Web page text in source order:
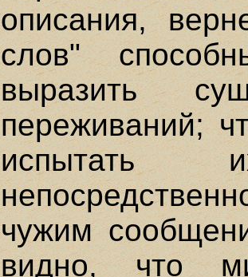
описания,
слов"
выразить
переживаний;
чужим
видно, что